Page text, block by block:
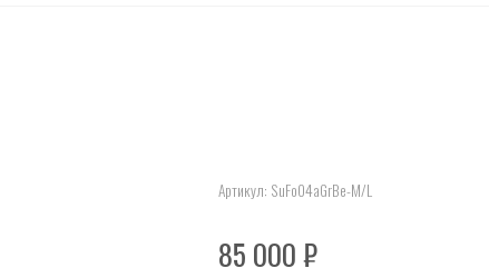
Артикул: SuFo04aGrBe-M/L
85 000₽